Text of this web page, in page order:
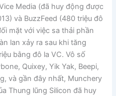
Media (đã huy động được
và BuzzFeed (480 triệu đô
mặt với việc sa thải phần
lan xảy ra sau khi tăng
bằng đô la VC. Vô số
Quixey, Yik Yak, Beepi,
và gần đây nhất, Munchery
Thung lũng Silicon đã huy